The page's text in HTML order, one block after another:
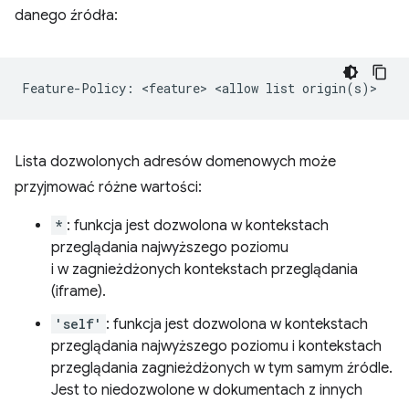
danego źródła:
Lista dozwolonych adresów domenowych może
przyjmować różne wartości:
* : funkcja jest dozwolona w kontekstach
przeglądania najwyższego poziomu
i w zagnieżdżonych kontekstach przeglądania
(iframe).
'self' : funkcja jest dozwolona w kontekstach
przeglądania najwyższego poziomu i kontekstach
przeglądania zagnieżdżonych w tym samym źródle.
Jest to niedozwolone w dokumentach z innych